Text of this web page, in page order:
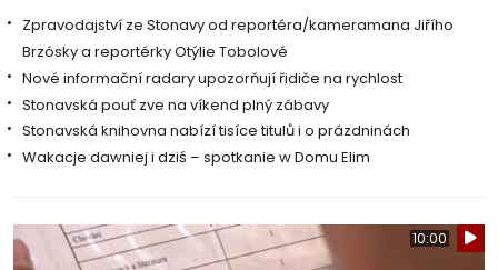
Zpravodajství ze Stonavy od reportéra/kameramana Jiřího
Brzósky a reportérky Otýlie Tobolové
Nové informační radary upozorňují řidiče na rychlost
Stonavská pouť zve na víkend plný zábavy
Stonavská knihovna nabízí tisíce titulů i o prázdninách
Wakacje dawniej i dziś – spotkanie w Domu Elim
10:00